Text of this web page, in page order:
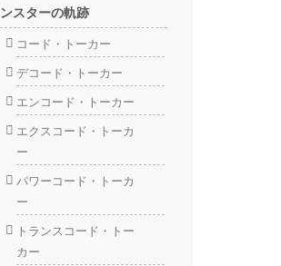
ンスターの軌跡
コード・トーカー
デコード・トーカー
エンコード・トーカー
エクスコード・トーカ
ー
パワーコード・トーカ
ー
トランスコード・トー
カー